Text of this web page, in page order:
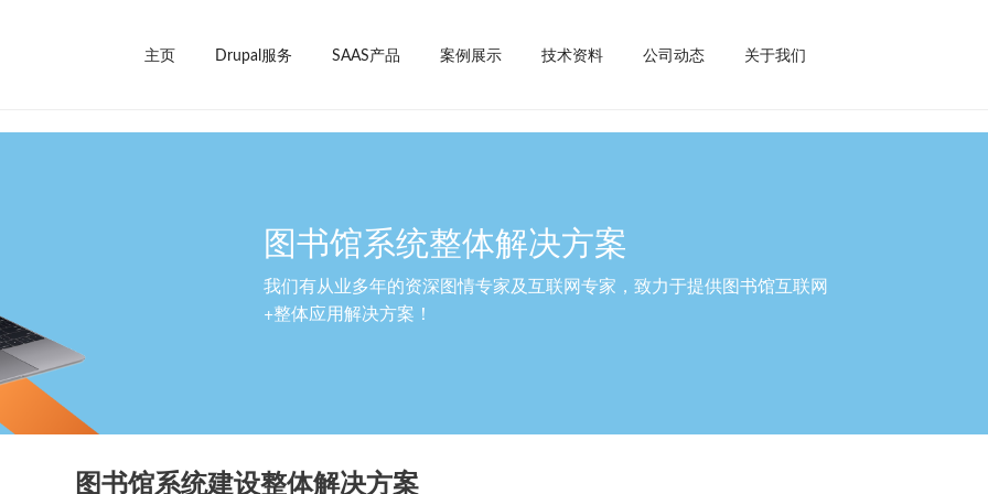
主页 Drupal服务 SAAS产品 案例展示 技术资料 公司动态 关于我们
图书馆系统整体解决方案
我们有从业多年的资深图情专家及互联网专家，致力于提供图书馆互联网
+整体应用解决方案！
图书馆系统建设整体解决方案